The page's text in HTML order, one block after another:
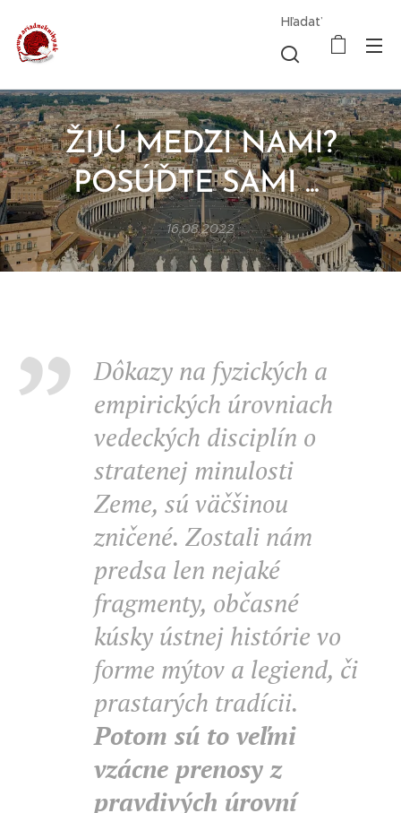
Hľadať
ŽIJÚ MEDZI NAMI?
POSÚĎTE SAMI ...
16.08.2022
Dôkazy na fyzických a
empirických úrovniach
vedeckých disciplín o
stratenej minulosti
Zeme, sú väčšinou
zničené. Zostali nám
predsa len nejaké
fragmenty, občasné
kúsky ústnej histórie vo
forme mýtov a legiend, či
prastarých tradícii.
Potom sú to veľmi
vzácne prenosy z
pravdivých úrovní